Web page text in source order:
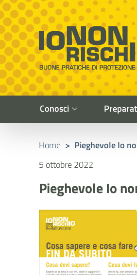
Vai al contenuto principale
Raggiungi il piè di pagina
Io non rischio
Buone pratiche di Protezione Civile
Conosci
Home > Pieghevole Io
5 ottobre 2022
Pieghevole Io